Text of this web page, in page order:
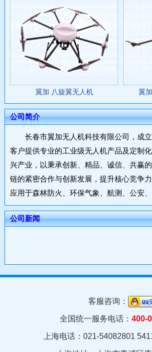
翼加 八旋翼无人机 翼
公司简介
长春市翼加无人机科技有限公司，成
客户提供专业的工业级无人机产品及定制
兴产业，以秉承创新、精品、诚信、共赢
链的紧密合作与创新发展，提升核心竞争
应用于森林防火、环保气象、航测、公安
公司新闻
客服咨询：
全国统一服务电话： 400-
上海电话：021-54082801